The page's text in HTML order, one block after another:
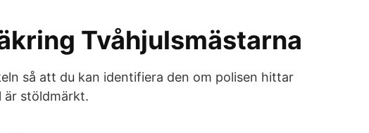
Tvåhjulsmästarna
så att du kan identifiera den om polisen hittar
är stöldmärkt.